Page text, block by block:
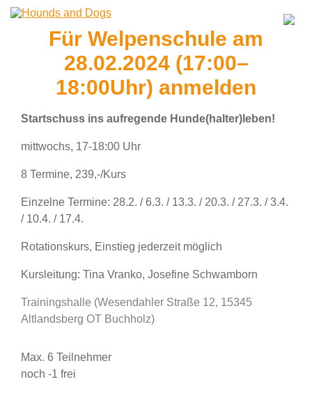
Für Welpenschule am
28.02.2024 (17:00–
18:00Uhr) anmelden
Startschuss ins aufregende Hunde(halter)leben!
mittwochs, 17-18:00 Uhr
8 Termine, 239,-/Kurs
Einzelne Termine: 28.2. / 6.3. / 13.3. / 20.3. / 27.3. / 3.4.
/ 10.4. / 17.4.
Rotationskurs, Einstieg jederzeit möglich
Kursleitung: Tina Vranko, Josefine Schwamborn
Trainingshalle (Wesendahler Straße 12, 15345
Altlandsberg OT Buchholz)
Max. 6 Teilnehmer
noch -1 frei